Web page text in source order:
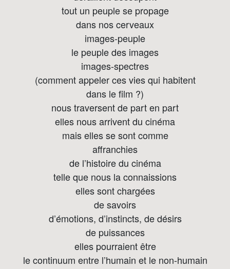
tout un peuple se propage
dans nos cerveaux
images-peuple
le peuple des images
images-spectres
(comment appeler ces vies qui habitent
dans le film ?)
nous traversent de part en part
elles nous arrivent du cinéma
mais elles se sont comme
affranchies
de l’histoire du cinéma
telle que nous la connaissions
elles sont chargées
de savoirs
d’émotions, d’instincts, de désirs
de puissances
elles pourraient être
le continuum entre l’humain et le non-humain